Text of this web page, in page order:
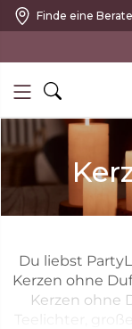
Finde eine
Du liebst
Kerzen ohne
Kerzen ohne
Teelichter,